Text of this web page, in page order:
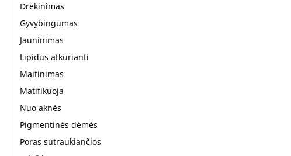
Drėkinimas
Gyvybingumas
Jauninimas
Lipidus atkurianti
Maitinimas
Matifikuoja
Nuo aknės
Pigmentinės dėmės
Poras sutraukiančios